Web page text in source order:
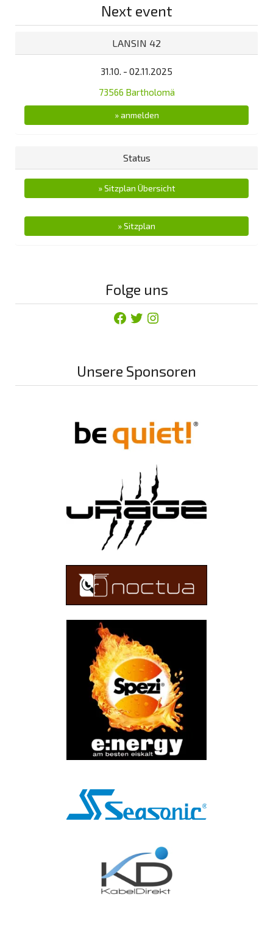
Next event
LANSIN 42
31.10. - 02.11.2025
73566 Bartholomä
» anmelden
Status
» Sitzplan Übersicht
» Sitzplan
Folge uns
Facebook
TwitterInstagram
Unsere Sponsoren